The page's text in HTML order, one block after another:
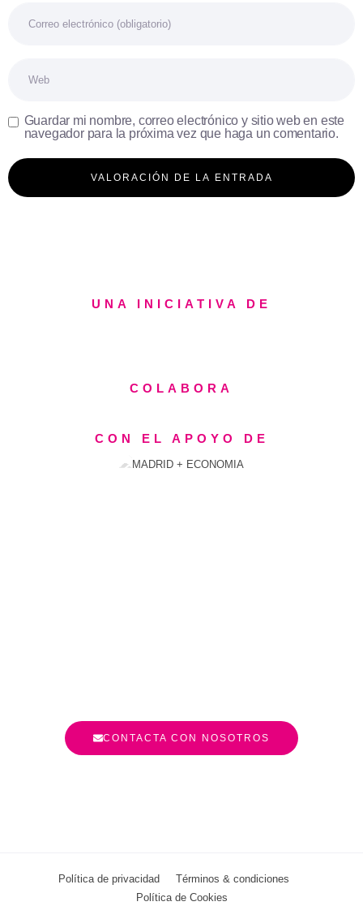
Guardar mi nombre, correo electrónico y sitio web en este
navegador para la próxima vez que haga un comentario.
UNA INICIATIVA DE
COLABORA
CON EL APOYO DE
CONTACTA CON NOSOTROS
Política de privacidad
Términos & condiciones
Política de Cookies